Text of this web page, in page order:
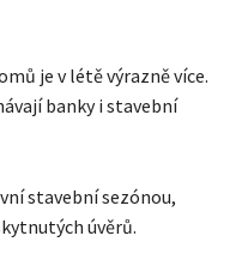
je v létě výrazně více.
banky i stavební
stavební sezónou,
úvěrů.